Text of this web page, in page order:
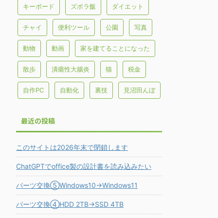
キーボード ズボラ飯 ダイエット
チャイ 便利ツール 公園 写真
動物 動画 家を建てることになった
散歩 潰瘍性大腸炎 猫 税金
自作PC 自動化 裏技 見沼田んぼ
最近の投稿
このサイトは2026年末で閉鎖します
ChatGPTでoffice製の設計書を読み込みたい
パーツ交換⑤Windows10→Windows11
パーツ交換④HDD 2TB→SSD 4TB